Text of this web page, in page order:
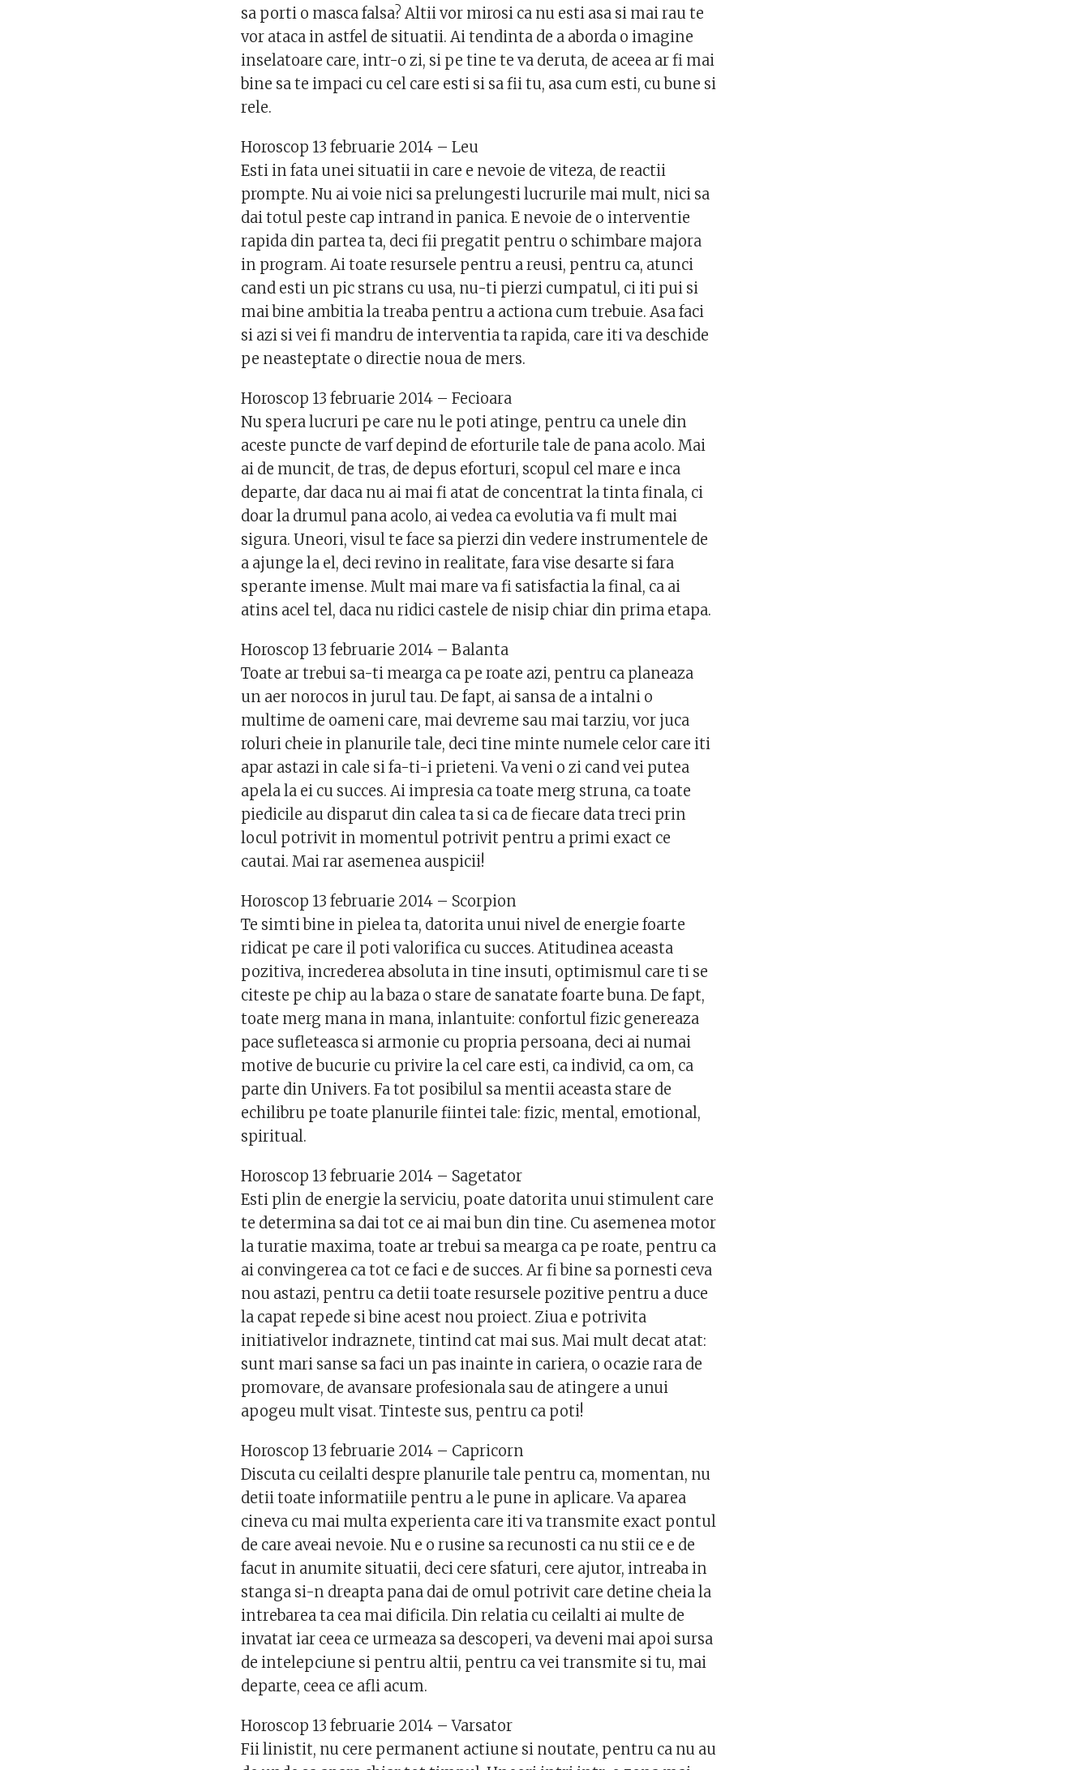
sa porti o masca falsa? Altii vor mirosi ca nu esti asa si mai rau te
vor ataca in astfel de situatii. Ai tendinta de a aborda o imagine
inselatoare care, intr-o zi, si pe tine te va deruta, de aceea ar fi mai
bine sa te impaci cu cel care esti si sa fii tu, asa cum esti, cu bune si
rele.
Horoscop 13 februarie 2014 – Leu
Esti in fata unei situatii in care e nevoie de viteza, de reactii
prompte. Nu ai voie nici sa prelungesti lucrurile mai mult, nici sa
dai totul peste cap intrand in panica. E nevoie de o interventie
rapida din partea ta, deci fii pregatit pentru o schimbare majora
in program. Ai toate resursele pentru a reusi, pentru ca, atunci
cand esti un pic strans cu usa, nu-ti pierzi cumpatul, ci iti pui si
mai bine ambitia la treaba pentru a actiona cum trebuie. Asa faci
si azi si vei fi mandru de interventia ta rapida, care iti va deschide
pe neasteptate o directie noua de mers.
Horoscop 13 februarie 2014 – Fecioara
Nu spera lucruri pe care nu le poti atinge, pentru ca unele din
aceste puncte de varf depind de eforturile tale de pana acolo. Mai
ai de muncit, de tras, de depus eforturi, scopul cel mare e inca
departe, dar daca nu ai mai fi atat de concentrat la tinta finala, ci
doar la drumul pana acolo, ai vedea ca evolutia va fi mult mai
sigura. Uneori, visul te face sa pierzi din vedere instrumentele de
a ajunge la el, deci revino in realitate, fara vise desarte si fara
sperante imense. Mult mai mare va fi satisfactia la final, ca ai
atins acel tel, daca nu ridici castele de nisip chiar din prima etapa.
Horoscop 13 februarie 2014 – Balanta
Toate ar trebui sa-ti mearga ca pe roate azi, pentru ca planeaza
un aer norocos in jurul tau. De fapt, ai sansa de a intalni o
multime de oameni care, mai devreme sau mai tarziu, vor juca
roluri cheie in planurile tale, deci tine minte numele celor care iti
apar astazi in cale si fa-ti-i prieteni. Va veni o zi cand vei putea
apela la ei cu succes. Ai impresia ca toate merg struna, ca toate
piedicile au disparut din calea ta si ca de fiecare data treci prin
locul potrivit in momentul potrivit pentru a primi exact ce
cautai. Mai rar asemenea auspicii!
Horoscop 13 februarie 2014 – Scorpion
Te simti bine in pielea ta, datorita unui nivel de energie foarte
ridicat pe care il poti valorifica cu succes. Atitudinea aceasta
pozitiva, increderea absoluta in tine insuti, optimismul care ti se
citeste pe chip au la baza o stare de sanatate foarte buna. De fapt,
toate merg mana in mana, inlantuite: confortul fizic genereaza
pace sufleteasca si armonie cu propria persoana, deci ai numai
motive de bucurie cu privire la cel care esti, ca individ, ca om, ca
parte din Univers. Fa tot posibilul sa mentii aceasta stare de
echilibru pe toate planurile fiintei tale: fizic, mental, emotional,
spiritual.
Horoscop 13 februarie 2014 – Sagetator
Esti plin de energie la serviciu, poate datorita unui stimulent care
te determina sa dai tot ce ai mai bun din tine. Cu asemenea motor
la turatie maxima, toate ar trebui sa mearga ca pe roate, pentru ca
ai convingerea ca tot ce faci e de succes. Ar fi bine sa pornesti ceva
nou astazi, pentru ca detii toate resursele pozitive pentru a duce
la capat repede si bine acest nou proiect. Ziua e potrivita
initiativelor indraznete, tintind cat mai sus. Mai mult decat atat:
sunt mari sanse sa faci un pas inainte in cariera, o ocazie rara de
promovare, de avansare profesionala sau de atingere a unui
apogeu mult visat. Tinteste sus, pentru ca poti!
Horoscop 13 februarie 2014 – Capricorn
Discuta cu ceilalti despre planurile tale pentru ca, momentan, nu
detii toate informatiile pentru a le pune in aplicare. Va aparea
cineva cu mai multa experienta care iti va transmite exact pontul
de care aveai nevoie. Nu e o rusine sa recunosti ca nu stii ce e de
facut in anumite situatii, deci cere sfaturi, cere ajutor, intreaba in
stanga si-n dreapta pana dai de omul potrivit care detine cheia la
intrebarea ta cea mai dificila. Din relatia cu ceilalti ai multe de
invatat iar ceea ce urmeaza sa descoperi, va deveni mai apoi sursa
de intelepciune si pentru altii, pentru ca vei transmite si tu, mai
departe, ceea ce afli acum.
Horoscop 13 februarie 2014 – Varsator
Fii linistit, nu cere permanent actiune si noutate, pentru ca nu au